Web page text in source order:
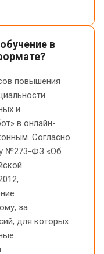
в
повышения
и
в онлайн-
Согласно
№273-ФЗ «Об
за
для которых